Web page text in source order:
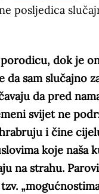
posljedica
dok je
sam slučajno
da pred
svijet ne
i čine
koje naša
na strahu.